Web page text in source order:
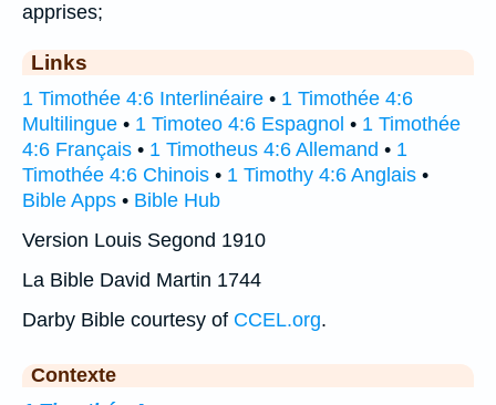
apprises;
Links
1 Timothée 4:6 Interlinéaire • 1 Timothée 4:6
Multilingue • 1 Timoteo 4:6 Espagnol • 1 Timothée
4:6 Français • 1 Timotheus 4:6 Allemand • 1
Timothée 4:6 Chinois • 1 Timothy 4:6 Anglais •
Bible Apps • Bible Hub
Version Louis Segond 1910
La Bible David Martin 1744
Darby Bible courtesy of CCEL.org.
Contexte